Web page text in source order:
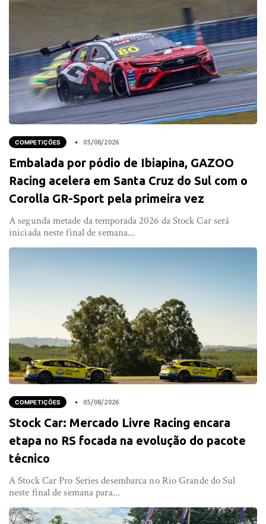
COMPETIÇÕES 05/08/2026
Embalada por pódio de Ibiapina, GAZOO
Racing acelera em Santa Cruz do Sul com o
Corolla GR-Sport pela primeira vez
A segunda metade da temporada 2026 da Stock Car será
iniciada neste final de semana...
COMPETIÇÕES 05/08/2026
Stock Car: Mercado Livre Racing encara
etapa no RS focada na evolução do pacote
técnico
A Stock Car Pro Series desembarca no Rio Grande do Sul
neste final de semana para...